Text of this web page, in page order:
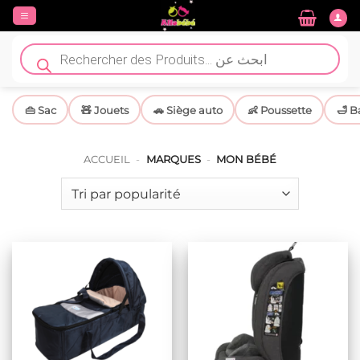
Passer
contenu
Recherche
de
produits
👜 Sac 🧸 Jouets 🚗 Siège auto 👶 Poussette 🛁
ACCUEIL - MARQUES - MON BÉBÉ